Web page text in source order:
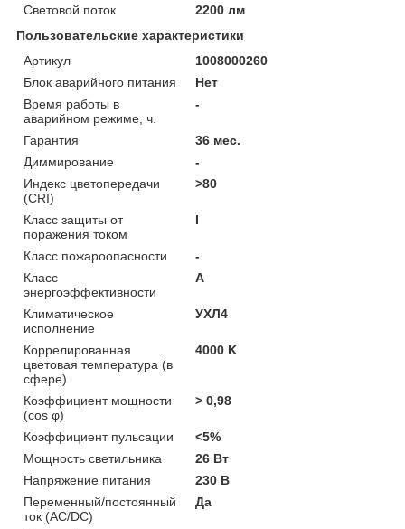
Световой поток
2200 лм
Пользовательские характеристики
Артикул
1008000260
Блок аварийного питания
Нет
Время работы в
аварийном режиме, ч.
-
Гарантия
36 мес.
Диммирование
-
Индекс цветопередачи
(CRI)
>80
Класс защиты от
поражения током
I
Класс пожароопасности
-
Класс
энергоэффективности
A
Климатическое
исполнение
УХЛ4
Коррелированная
цветовая температура (в
сфере)
4000 K
Коэффициент мощности
(cos φ)
> 0,98
Коэффициент пульсации
<5%
Мощность светильника
26 Вт
Напряжение питания
230 В
Переменный/постоянный
ток (AC/DC)
Да